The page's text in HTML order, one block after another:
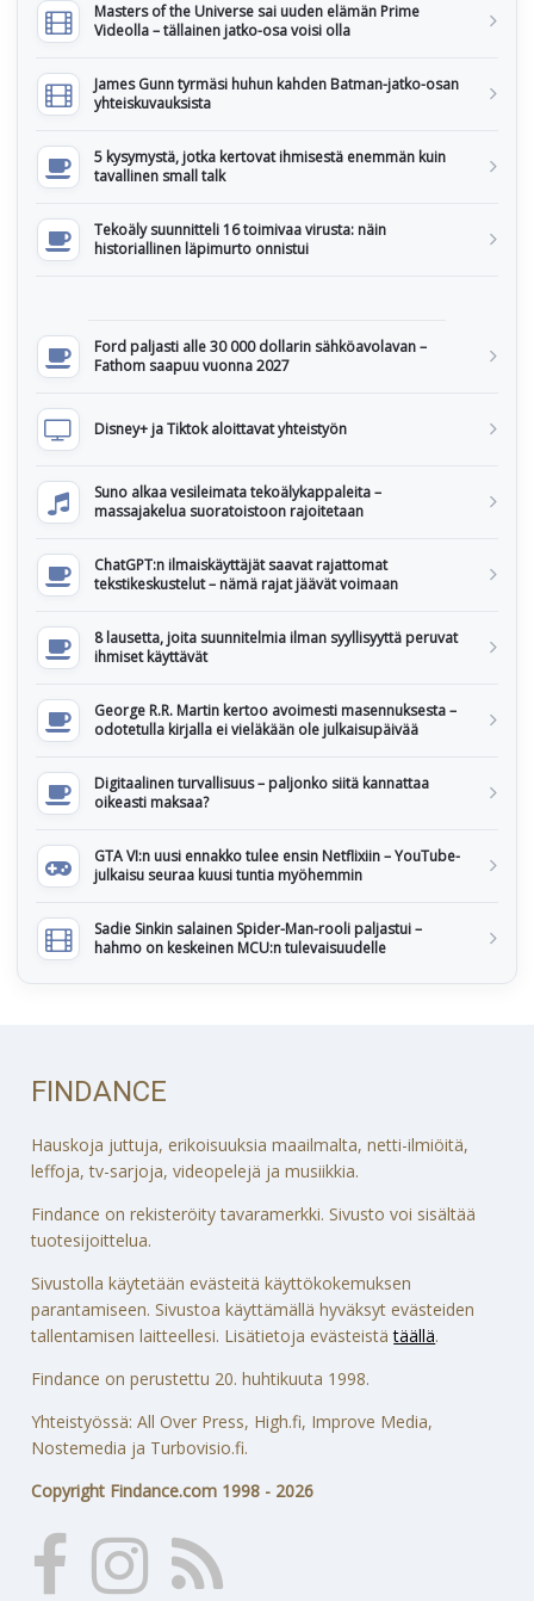
Masters of the Universe sai uuden elämän Prime
Videolla – tällainen jatko-osa voisi olla
James Gunn tyrmäsi huhun kahden Batman-jatko-osan
yhteiskuvauksista
5 kysymystä, jotka kertovat ihmisestä enemmän kuin
tavallinen small talk
Tekoäly suunnitteli 16 toimivaa virusta: näin
historiallinen läpimurto onnistui
Ford paljasti alle 30 000 dollarin sähköavolavan –
Fathom saapuu vuonna 2027
Disney+ ja Tiktok aloittavat yhteistyön
Suno alkaa vesileimata tekoälykappaleita –
massajakelua suoratoistoon rajoitetaan
ChatGPT:n ilmaiskäyttäjät saavat rajattomat
tekstikeskustelut – nämä rajat jäävät voimaan
8 lausetta, joita suunnitelmia ilman syyllisyyttä peruvat
ihmiset käyttävät
George R.R. Martin kertoo avoimesti masennuksesta –
odotetulla kirjalla ei vieläkään ole julkaisupäivää
Digitaalinen turvallisuus – paljonko siitä kannattaa
oikeasti maksaa?
GTA VI:n uusi ennakko tulee ensin Netflixiin – YouTube-
julkaisu seuraa kuusi tuntia myöhemmin
Sadie Sinkin salainen Spider-Man-rooli paljastui –
hahmo on keskeinen MCU:n tulevaisuudelle
FINDANCE
Hauskoja juttuja, erikoisuuksia maailmalta, netti-ilmiöitä,
leffoja, tv-sarjoja, videopelejä ja musiikkia.
Findance on rekisteröity tavaramerkki. Sivusto voi sisältää
tuotesijoittelua.
Sivustolla käytetään evästeitä käyttökokemuksen
parantamiseen. Sivustoa käyttämällä hyväksyt evästeiden
tallentamisen laitteellesi. Lisätietoja evästeistätäällä.
Findance on perustettu 20. huhtikuuta 1998.
Yhteistyössä: All Over Press, High.fi, Improve Media,
Nostemedia ja Turbovisio.fi.
Copyright Findance.com 1998 - 2026